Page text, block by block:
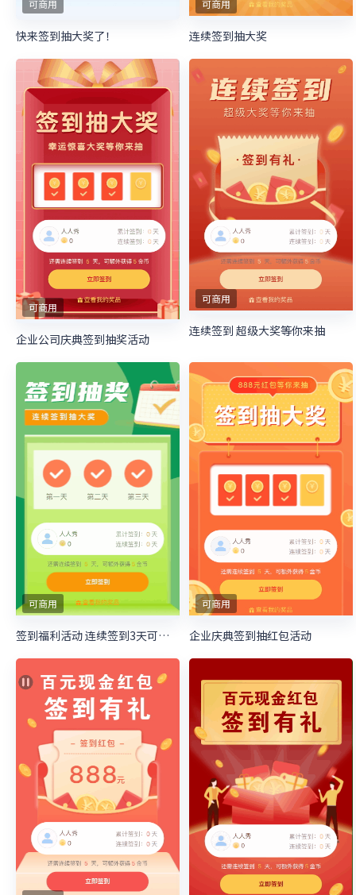
可商用
快来签到抽大奖了！
可商用
连续签到抽大奖
可商用
企业公司庆典签到抽奖活动
可商用
连续签到 超级大奖等你来抽
可商用
签到福利活动 连续签到3天可抽大奖
可商用
企业庆典签到抽红包活动